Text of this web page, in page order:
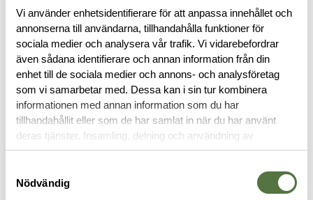
Vi använder enhetsidentifierare för att anpassa innehållet och
annonserna till användarna, tillhandahålla funktioner för
sociala medier och analysera vår trafik. Vi vidarebefordrar
även sådana identifierare och annan information från din
enhet till de sociala medier och annons- och analysföretag
som vi samarbetar med. Dessa kan i sin tur kombinera
informationen med annan information som du har
tillhandahållit eller som de har samlat in när du har använt
deras tjänster. Insamling, delning och användning av
personuppgifter kan användas för personalisering av
Nödvändig
BESKRIVNING
RECENSIONER
OM VARUMÄRKET
VAPENTILLBEHÖR